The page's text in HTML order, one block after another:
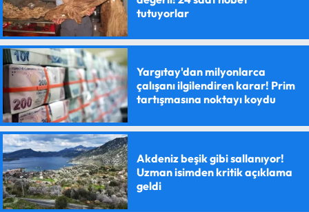
tutuyorlar
Yargıtay'dan milyonlarca
çalışanı ilgilendiren karar! Prim
tartışmasına noktayı koydu
Akdeniz beşik gibi sallanıyor!
Uzman isimden kritik açıklama
geldi